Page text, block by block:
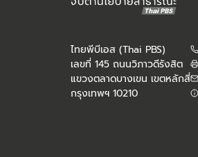
ไทยพีบีเอส (Thai PBS)
เลขที่ 145 ถนนวิภาวดีรังสิต
แขวงตลาดบางเขน เขตหลักสี่
กรุงเทพฯ 10210